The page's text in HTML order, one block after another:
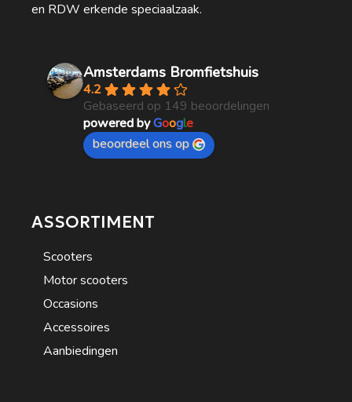
en RDW erkende speciaalzaak.
Amsterdams Bromfietshuis
4.2
Gebaseerd op 149 beoordelingen
powered byGoogle
beoordeel ons op
ASSORTIMENT
Scooters
Motor scooters
Occasions
Accessoires
Aanbiedingen